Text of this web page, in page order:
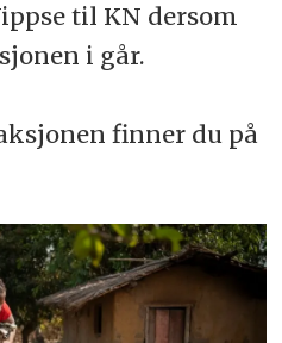
til KN dersom
i går.
finner du på